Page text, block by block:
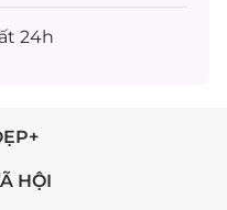
24h
HỘI